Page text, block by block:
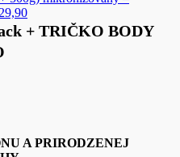
29,90
+ TRIČKO BODY
A PRIRODZENEJ